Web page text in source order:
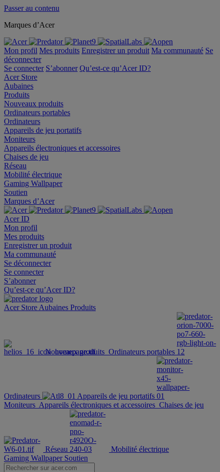
Passer au contenu
Marques d’Acer
Mon profil Mes produits Enregistrer un produit Ma communauté Se
déconnecter
Se connecter S’abonner Qu’est-ce qu’Acer ID?
Acer Store
Aubaines
Produits
Nouveaux produits
Ordinateurs portables
Ordinateurs
Appareils de jeu portatifs
Moniteurs
Appareils électroniques et accessoires
Chaises de jeu
Réseau
Mobilité électrique
Gaming Wallpaper
Soutien
Marques d’Acer
Acer ID
Mon profil
Mes produits
Enregistrer un produit
Ma communauté
Se déconnecter
Se connecter
S’abonner
Qu’est-ce qu’Acer ID?
Acer Store Aubaines Produits
Nouveaux produits Ordinateurs portables
Ordinateurs
Appareils de jeu portatifs
Moniteurs Appareils électroniques et accessoires Chaises de jeu
Réseau
Mobilité électrique
Gaming Wallpaper Soutien